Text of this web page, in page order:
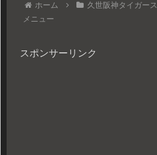
ホーム 久世阪神タイガース
メニュー
スポンサーリンク